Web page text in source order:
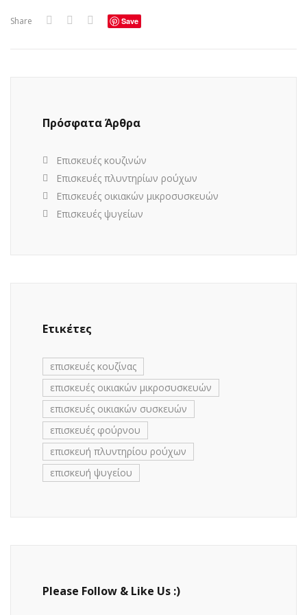
Share Save
Πρόσφατα Άρθρα
Επισκευές κουζινών
Επισκευές πλυντηρίων ρούχων
Επισκευές οικιακών μικροσυσκευών
Επισκευές ψυγείων
Ετικέτες
επισκευές κουζίνας
επισκευές οικιακών μικροσυσκευών
επισκευές οικιακών συσκευών
επισκευές φούρνου
επισκευή πλυντηρίου ρούχων
επισκευή ψυγείου
Please Follow & Like Us :)